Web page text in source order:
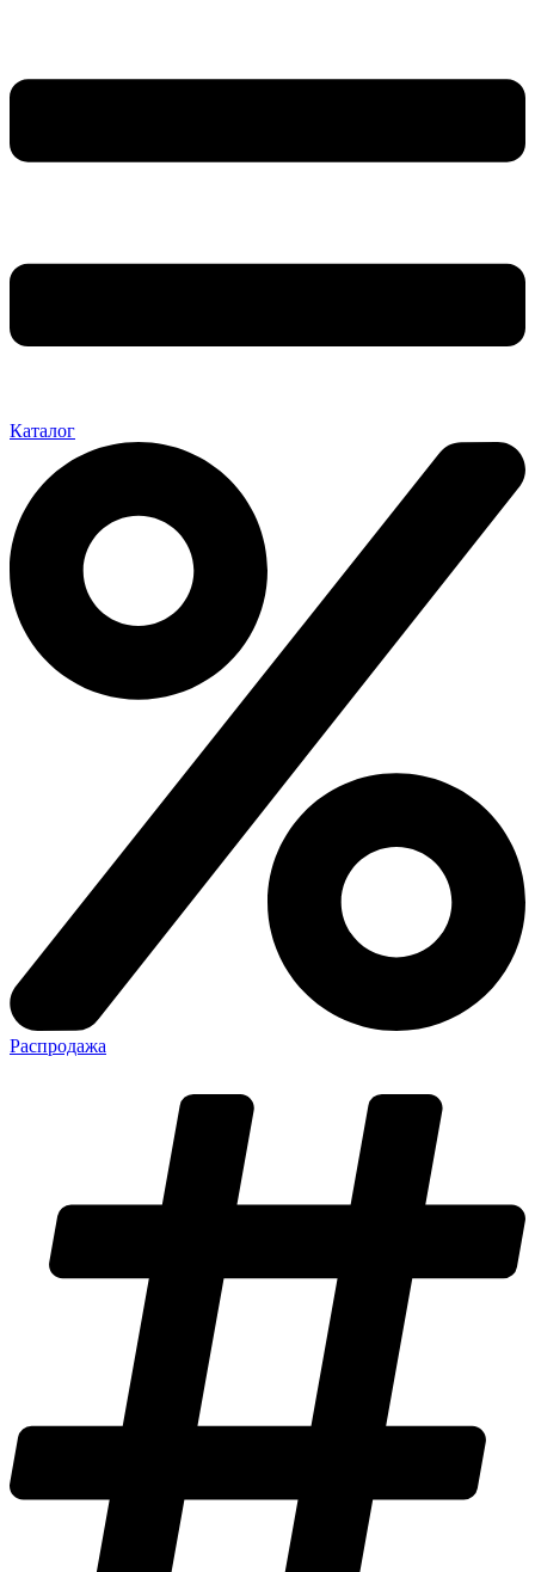
Каталог
Распродажа